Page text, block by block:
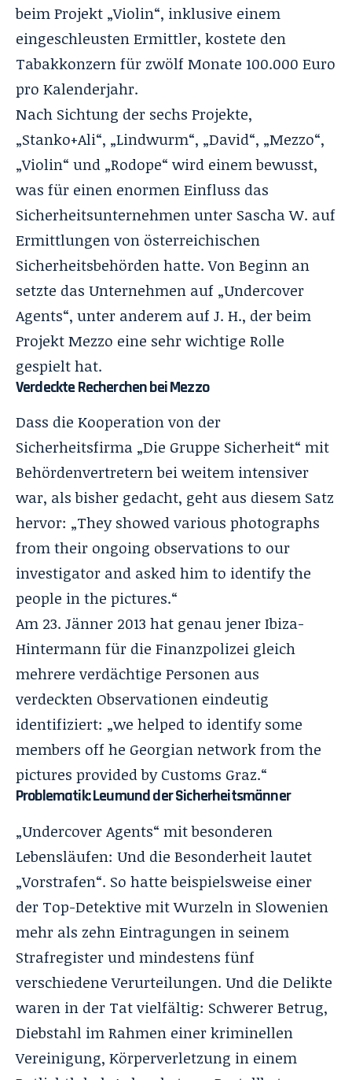
beim Projekt „Violin“, inklusive einem
eingeschleusten Ermittler, kostete den
Tabakkonzern für zwölf Monate 100.000 Euro
pro Kalenderjahr.
Nach Sichtung der sechs Projekte,
„Stanko+Ali“, „Lindwurm“, „David“, „Mezzo“,
„Violin“ und „Rodope“ wird einem bewusst,
was für einen enormen Einfluss das
Sicherheitsunternehmen unter Sascha W. auf
Ermittlungen von österreichischen
Sicherheitsbehörden hatte. Von Beginn an
setzte das Unternehmen auf „Undercover
Agents“, unter anderem auf J. H., der beim
Projekt Mezzo eine sehr wichtige Rolle
gespielt hat.
Verdeckte Recherchen bei Mezzo
Dass die Kooperation von der
Sicherheitsfirma „Die Gruppe Sicherheit“ mit
Behördenvertretern bei weitem intensiver
war, als bisher gedacht, geht aus diesem Satz
hervor: „They showed various photographs
from their ongoing observations to our
investigator and asked him to identify the
people in the pictures.“
Am 23. Jänner 2013 hat genau jener Ibiza-
Hintermann für die Finanzpolizei gleich
mehrere verdächtige Personen aus
verdeckten Observationen eindeutig
identifiziert: „we helped to identify some
members off he Georgian network from the
pictures provided by Customs Graz.“
Problematik: Leumund der Sicherheitsmänner
„Undercover Agents“ mit besonderen
Lebensläufen: Und die Besonderheit lautet
„Vorstrafen“. So hatte beispielsweise einer
der Top-Detektive mit Wurzeln in Slowenien
mehr als zehn Eintragungen in seinem
Strafregister und mindestens fünf
verschiedene Verurteilungen. Und die Delikte
waren in der Tat vielfältig: Schwerer Betrug,
Diebstahl im Rahmen einer kriminellen
Vereinigung, Körperverletzung in einem